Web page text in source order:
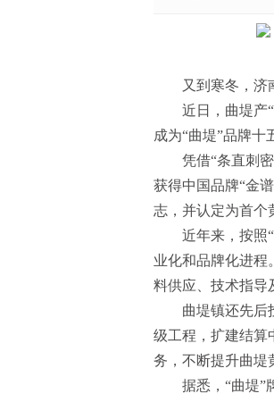
又到寒冬，济
近日，曲堤产
成为“曲堤”品牌十
凭借“条直刺
获得中国品牌“金
志，并认定为首个
近年来，按照
业化和品牌化进程
料供应、技术指导
曲堤镇还先后
级工程，扩建结算
务，不断提升曲堤
据悉，“曲堤”